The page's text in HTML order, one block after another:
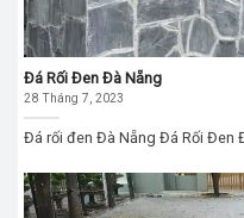
Đá Rối Đen Đà Nẵng
28 Tháng 7, 2023
Đá rối đen Đà Nẵng Đá Rối Đen